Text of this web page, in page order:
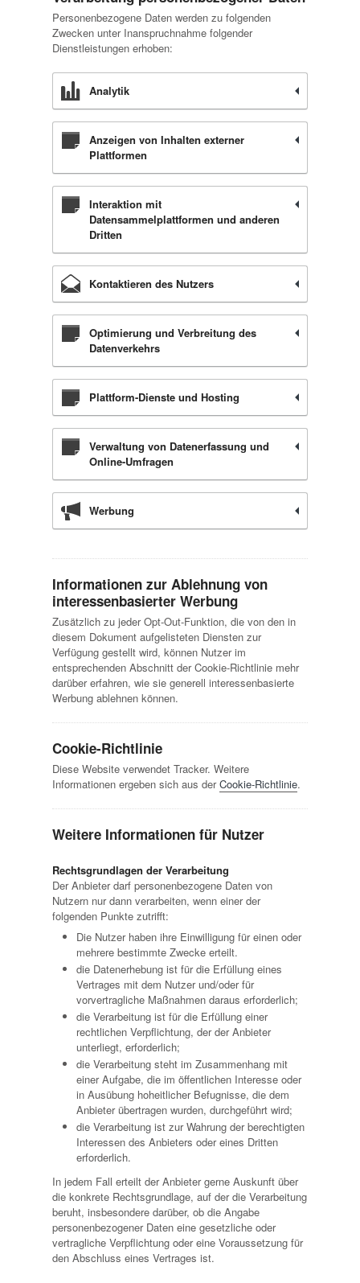
Personenbezogene Daten werden zu folgenden
Zwecken unter Inanspruchnahme folgender
Dienstleistungen erhoben:
Analytik
Anzeigen von Inhalten externer
Plattformen
Interaktion mit
Datensammelplattformen und anderen
Dritten
Kontaktieren des Nutzers
Optimierung und Verbreitung des
Datenverkehrs
Plattform-Dienste und Hosting
Verwaltung von Datenerfassung und
Online-Umfragen
Werbung
Informationen zur Ablehnung von
interessenbasierter Werbung
Zusätzlich zu jeder Opt-Out-Funktion, die von den in
diesem Dokument aufgelisteten Diensten zur
Verfügung gestellt wird, können Nutzer im
entsprechenden Abschnitt der Cookie-Richtlinie mehr
darüber erfahren, wie sie generell interessenbasierte
Werbung ablehnen können.
Cookie-Richtlinie
Diese Website verwendet Tracker. Weitere
Informationen ergeben sich aus derCookie-Richtlinie.
Weitere Informationen für Nutzer
Rechtsgrundlagen der Verarbeitung
Der Anbieter darf personenbezogene Daten von
Nutzern nur dann verarbeiten, wenn einer der
folgenden Punkte zutrifft:
Die Nutzer haben ihre Einwilligung für einen oder
mehrere bestimmte Zwecke erteilt.
die Datenerhebung ist für die Erfüllung eines
Vertrages mit dem Nutzer und/oder für
vorvertragliche Maßnahmen daraus erforderlich;
die Verarbeitung ist für die Erfüllung einer
rechtlichen Verpflichtung, der der Anbieter
unterliegt, erforderlich;
die Verarbeitung steht im Zusammenhang mit
einer Aufgabe, die im öffentlichen Interesse oder
in Ausübung hoheitlicher Befugnisse, die dem
Anbieter übertragen wurden, durchgeführt wird;
die Verarbeitung ist zur Wahrung der berechtigten
Interessen des Anbieters oder eines Dritten
erforderlich.
In jedem Fall erteilt der Anbieter gerne Auskunft über
die konkrete Rechtsgrundlage, auf der die Verarbeitung
beruht, insbesondere darüber, ob die Angabe
personenbezogener Daten eine gesetzliche oder
vertragliche Verpflichtung oder eine Voraussetzung für
den Abschluss eines Vertrages ist.